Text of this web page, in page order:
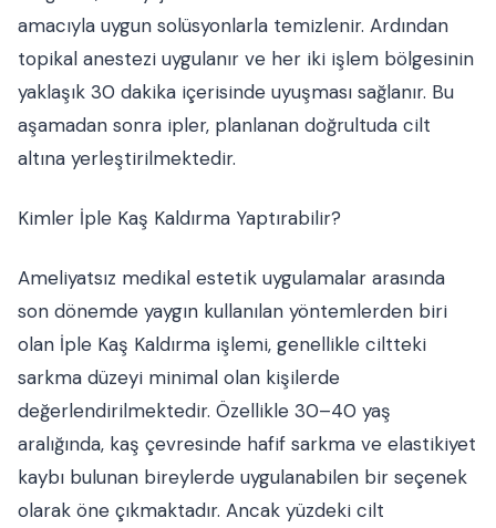
amacıyla uygun solüsyonlarla temizlenir. Ardından
topikal anestezi uygulanır ve her iki işlem bölgesinin
yaklaşık 30 dakika içerisinde uyuşması sağlanır. Bu
aşamadan sonra ipler, planlanan doğrultuda cilt
altına yerleştirilmektedir.
Kimler İple Kaş Kaldırma Yaptırabilir?
Ameliyatsız medikal estetik uygulamalar arasında
son dönemde yaygın kullanılan yöntemlerden biri
olan İple Kaş Kaldırma işlemi, genellikle ciltteki
sarkma düzeyi minimal olan kişilerde
değerlendirilmektedir. Özellikle 30–40 yaş
aralığında, kaş çevresinde hafif sarkma ve elastikiyet
kaybı bulunan bireylerde uygulanabilen bir seçenek
olarak öne çıkmaktadır. Ancak yüzdeki cilt